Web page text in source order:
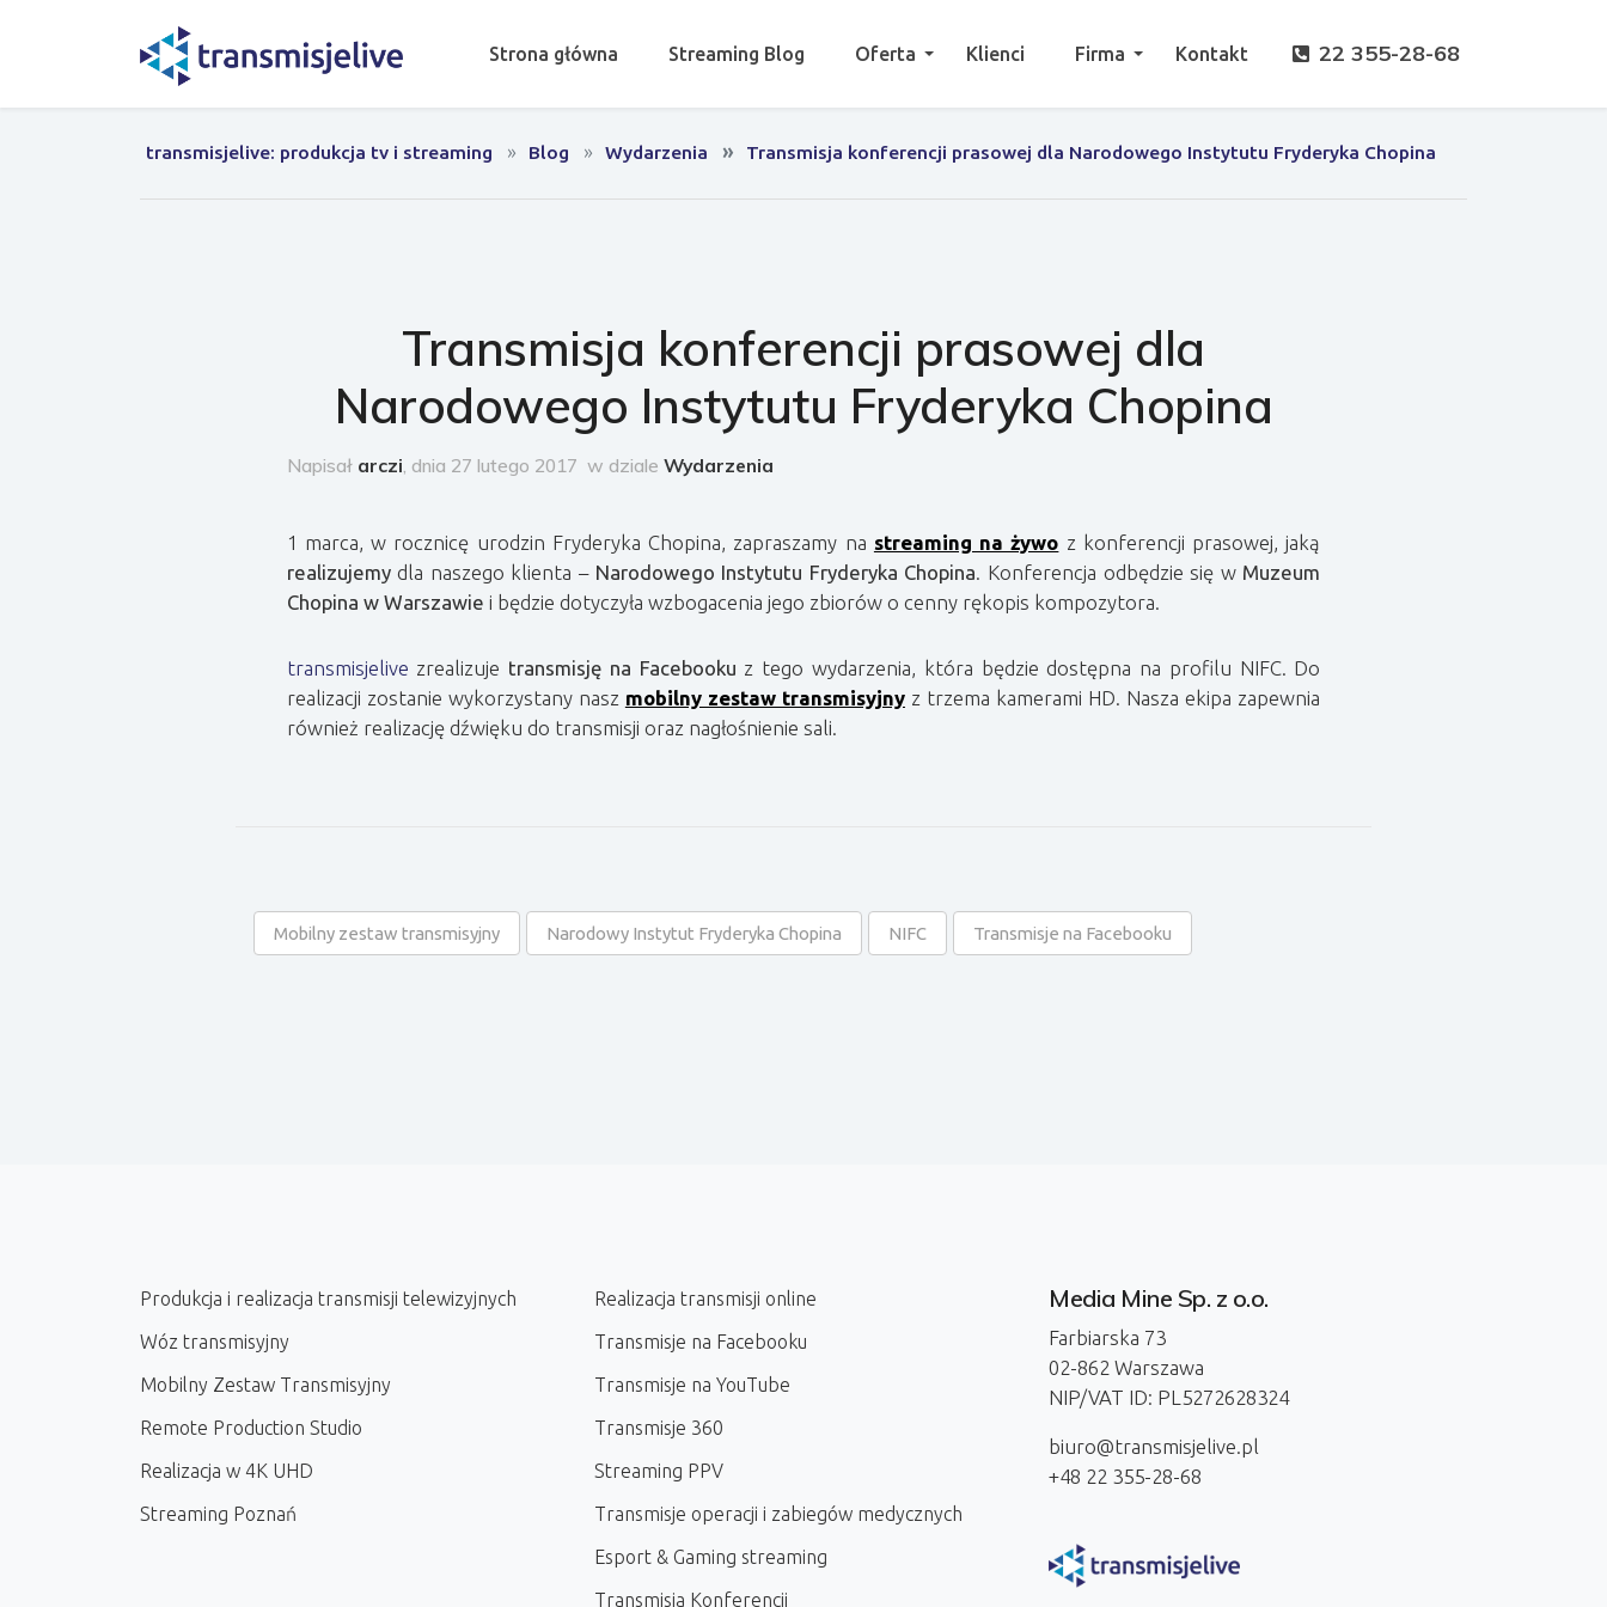
Strona główna Streaming Blog Oferta Klienci Firma Kontakt 22 355-28-68
transmisjelive: produkcja tv i streaming Blog Wydarzenia Transmisja konferencji prasowej dla Narodowego Instytutu Fryderyka Chopina
Transmisja konferencji prasowej dla
Narodowego Instytutu Fryderyka Chopina
Napisał arczi, dnia 27 lutego 2017 w dziale Wydarzenia
1 marca, w rocznicę urodzin Fryderyka Chopina, zapraszamy na streaming na żywo z konferencji prasowej, jaką
realizujemydla naszego klienta – Narodowego Instytutu Fryderyka Chopina. Konferencja odbędzie się w Muzeum
Chopina w Warszawie i będzie dotyczyła wzbogacenia jego zbiorów o cenny rękopis kompozytora.
transmisjelive zrealizuje transmisję na Facebooku z tego wydarzenia, która będzie dostępna na profilu NIFC. Do
realizacji zostanie wykorzystany nasz mobilny zestaw transmisyjnyz trzema kamerami HD. Nasza ekipa zapewnia
również realizację dźwięku do transmisji oraz nagłośnienie sali.
Mobilny zestaw transmisyjny Narodowy Instytut Fryderyka Chopina NIFC Transmisje na Facebooku
Produkcja i realizacja transmisji telewizyjnych
Wóz transmisyjny
Mobilny Zestaw Transmisyjny
Remote Production Studio
Realizacja w 4K UHD
Streaming Poznań
Realizacja transmisji online
Transmisje na Facebooku
Transmisje na YouTube
Transmisje 360
Streaming PPV
Transmisje operacji i zabiegów medycznych
Esport & Gaming streaming
Transmisja Konferencji
Media Mine Sp. z o.o.
Farbiarska 73
02-862 Warszawa
NIP/VAT ID: PL5272628324
biuro@transmisjelive.pl
+48 22 355-28-68